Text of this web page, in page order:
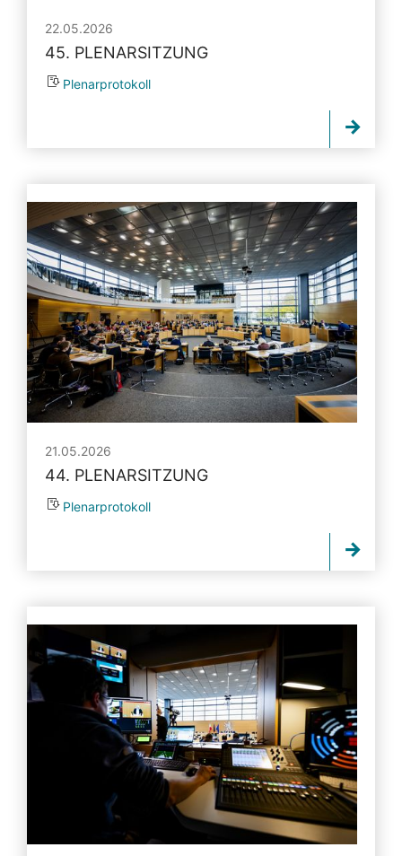
22.05.2026
45. PLENARSITZUNG
Plenarprotokoll
21.05.2026
44. PLENARSITZUNG
Plenarprotokoll